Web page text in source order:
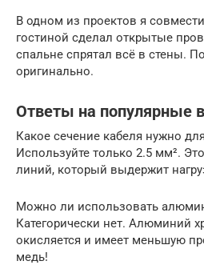
В одном из проектов я
гостиной сделал открытые
спальне спрятал всё в стены.
оригинально.
Ответы на популярные
Какое сечение кабеля нужно
Используйте только 2.5 мм².
линий, который выдержит
Можно ли использовать
Категорически нет. Алюминий
окисляется и имеет меньшую
медь!